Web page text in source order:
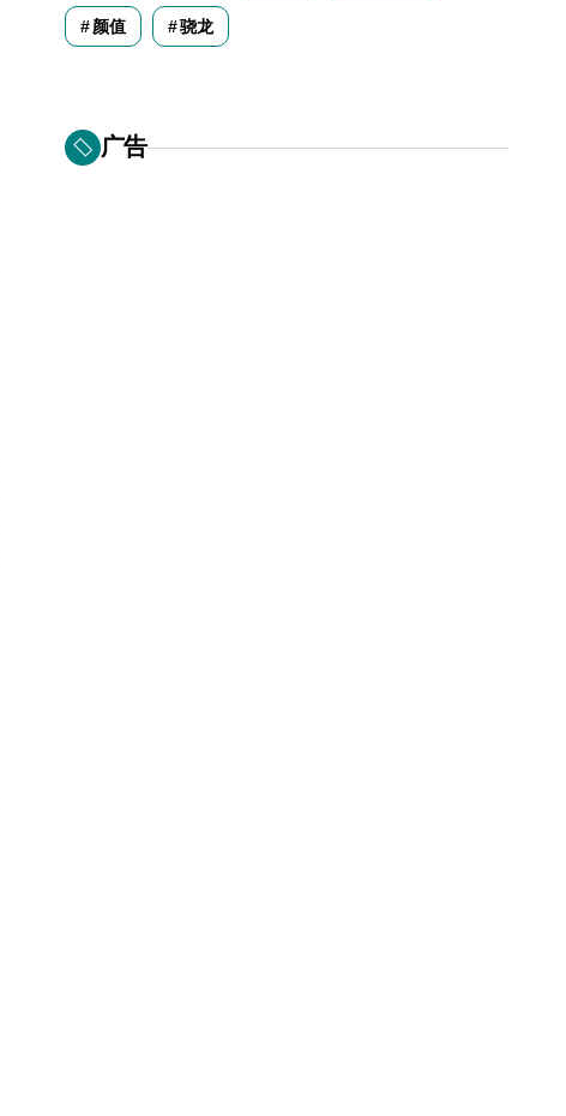
颜值 骁龙
广告